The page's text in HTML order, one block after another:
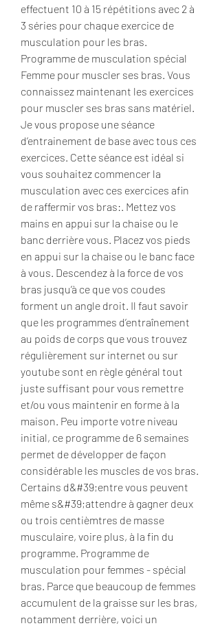
effectuent 10 à 15 répétitions avec 2 à
3 séries pour chaque exercice de
musculation pour les bras.
Programme de musculation spécial
Femme pour muscler ses bras. Vous
connaissez maintenant les exercices
pour muscler ses bras sans matériel.
Je vous propose une séance
d’entrainement de base avec tous ces
exercices. Cette séance est idéal si
vous souhaitez commencer la
musculation avec ces exercices afin
de raffermir vos bras:. Mettez vos
mains en appui sur la chaise ou le
banc derrière vous. Placez vos pieds
en appui sur la chaise ou le banc face
à vous. Descendez à la force de vos
bras jusqu’à ce que vos coudes
forment un angle droit. Il faut savoir
que les programmes d’entraînement
au poids de corps que vous trouvez
régulièrement sur internet ou sur
youtube sont en règle général tout
juste suffisant pour vous remettre
et/ou vous maintenir en forme à la
maison. Peu importe votre niveau
initial, ce programme de 6 semaines
permet de développer de façon
considérable les muscles de vos bras.
Certains d&#39;entre vous peuvent
même s&#39;attendre à gagner deux
ou trois centièmtres de masse
musculaire, voire plus, à la fin du
programme. Programme de
musculation pour femmes - spécial
bras. Parce que beaucoup de femmes
accumulent de la graisse sur les bras,
notamment derrière, voici un